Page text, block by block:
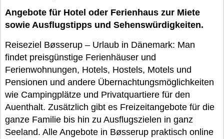
Angebote für Hotel oder Ferienhaus zur Miete
sowie Ausflugstipps und Sehenswürdigkeiten.
Reiseziel Bøsserup – Urlaub in Dänemark: Man
findet preisgünstige Ferienhäuser und
Ferienwohnungen, Hotels, Hostels, Motels und
Pensionen und andere Übernachtungsmöglichkeiten
wie Campingplätze und Privatquartiere für den
Auenthalt. Zusätzlich gibt es Freizeitangebote für die
ganze Familie bis hin zu Ausflugszielen in ganz
Seeland. Alle Angebote in Bøsserup praktisch online